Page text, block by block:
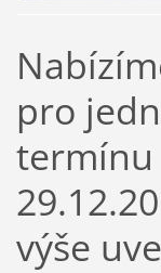
pro
termínu
výše